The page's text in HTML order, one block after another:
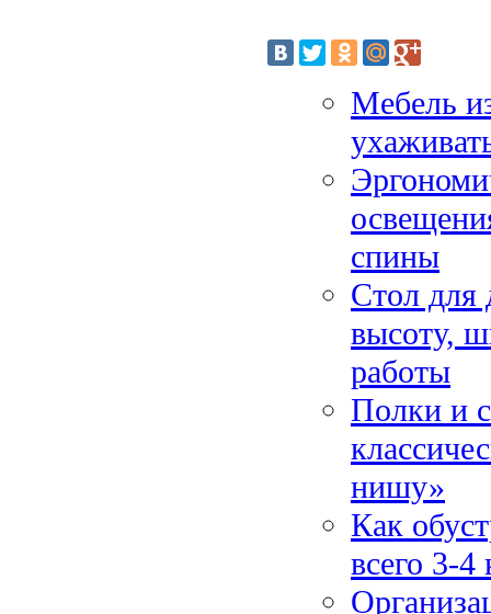
Мебель
спины
Стол для
высоту,
работы
Полки и
нишу»
Как
всего 3-4